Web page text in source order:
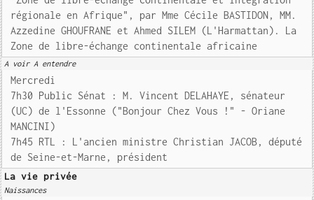
régionale en Afrique", par Mme Cécile BASTIDON, MM.
Azzedine GHOUFRANE et Ahmed SILEM (L'Harmattan). La
Zone de libre-échange continentale africaine
A voir A entendre
Mercredi
7h30 Public Sénat : M. Vincent DELAHAYE, sénateur
(UC) de l'Essonne ("Bonjour Chez Vous !" - Oriane
MANCINI)
7h45 RTL : L'ancien ministre Christian JACOB, député
de Seine-et-Marne, président
La vie privée
Naissances